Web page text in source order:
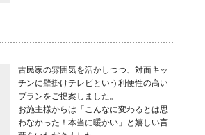
古民家の雰囲気を活かしつつ、対面キッ
チンに壁掛けテレビという利便性の高い
プランをご提案しました。
お施主様からは「こんなに変わるとは思
わなかった！本当に暖かい」と嬉しい言